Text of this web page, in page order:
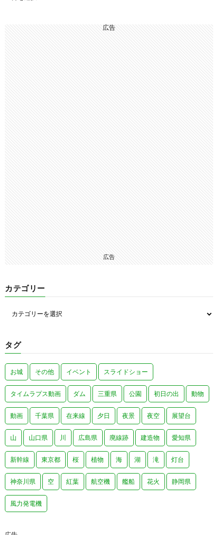
広告
広告
カテゴリー
タグ
お城 その他 イベント スライドショー
タイムラプス動画 ダム 三重県 公園 初日の出 動物
動画 千葉県 在来線 夕日 夜景 夜空 展望台
山 山口県 川 広島県 廃線跡 建造物 愛知県
新幹線 東京都 桜 植物 海 湖 滝 灯台
神奈川県 空 紅葉 航空機 艦船 花火 静岡県
風力発電機